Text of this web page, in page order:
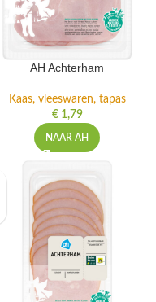
AH Achterham
Kaas, vleeswaren, tapas
€1,79
NAAR AH